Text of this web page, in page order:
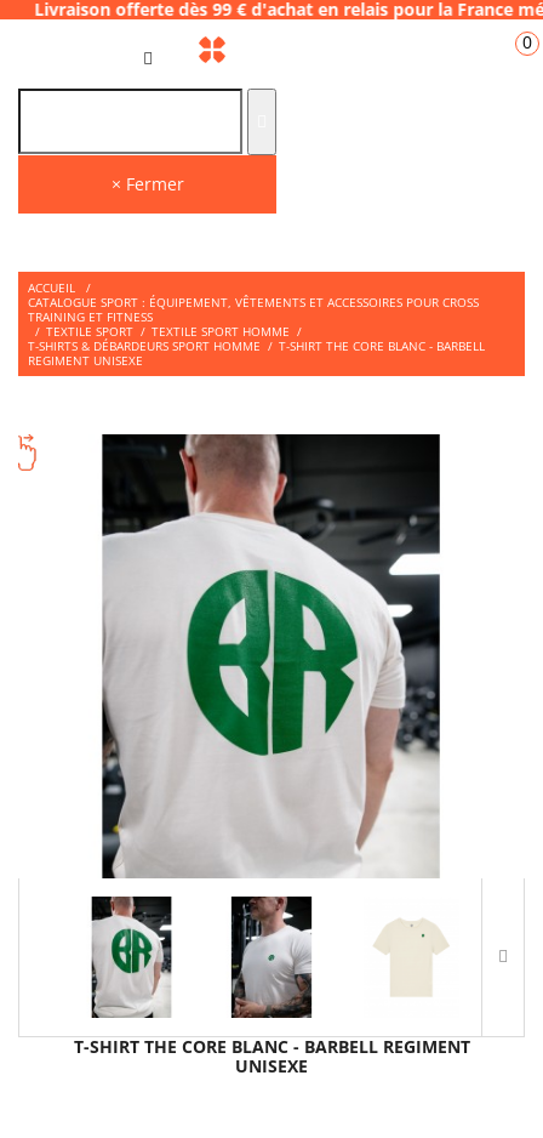
offerte dès 99 € d'achat en relais pour
× Fermer
0
ACCUEIL
/
CATALOGUE SPORT : ÉQUIPEMENT, VÊTEMENTS ET ACCESSOIRES POUR CROSS
TRAINING ET FITNESS
/ TEXTILE SPORT / TEXTILE SPORT HOMME /
T-SHIRTS & DÉBARDEURS SPORT HOMME / T-SHIRT THE CORE BLANC - BARBELL
REGIMENT UNISEXE
T-SHIRT THE CORE BLANC - BARBELL REGIMENT
UNISEXE